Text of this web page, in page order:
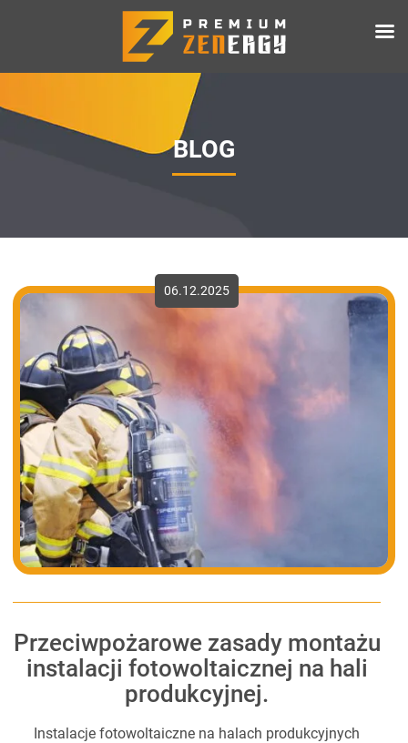
BLOG
06.12.2025
Przeciwpożarowe zasady montażu
instalacji fotowoltaicznej na hali
produkcyjnej.
Instalacje fotowoltaiczne na halach produkcyjnych